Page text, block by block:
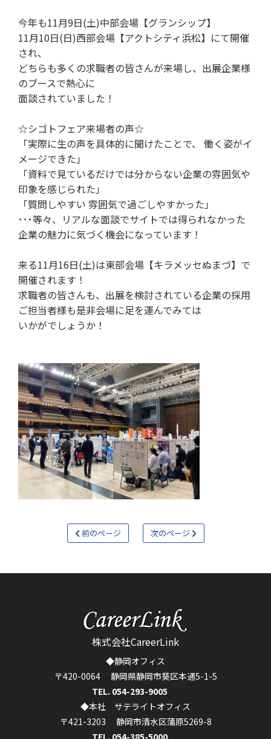
今年も11月9日(土)中部会場【グランシップ】
11月10日(日)西部会場【アクトシティ浜松】にて開催
され、
どちらも多くの求職者の皆さんが来場し、出展企業様
のブースで熱心に
面談されていました！
☆シゴトフェア来場者の声☆
「実際に生の声を具体的に聞けたことで、 働く姿がイ
メージできた」
「資料で見ているだけでは分からない企業の雰囲気や
印象を感じられた」
「質問しやすい 雰囲気で過ごしやすかった」
･･･等々、リアルな面談でサイトでは得られなかった
企業の魅力に気づく機会になっています！
来る11月16日(土)は東部会場【キラメッセぬまづ】で
開催されます！
求職者の皆さんも、出展を検討されている企業の採用
ご担当者様も是非会場に足を運んでみては
いかがでしょうか！
前のページ 次のページ
株式会社CareerLink
◆静岡オフィス
〒420-0064 静岡県静岡市葵区本通5-1-5
TEL. 054-293-9005
◆本社 サテライトオフィス
〒421-3203 静岡市清水区蒲原5269-8
TEL. 054-385-5000